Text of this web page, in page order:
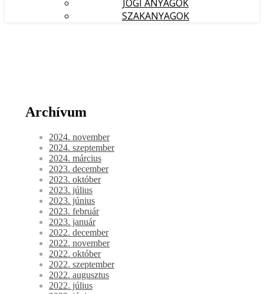
JOGI ANYAGOK
SZAKANYAGOK
Archívum
2024. november
2024. szeptember
2024. március
2023. december
2023. október
2023. július
2023. június
2023. február
2023. január
2022. december
2022. november
2022. október
2022. szeptember
2022. augusztus
2022. július